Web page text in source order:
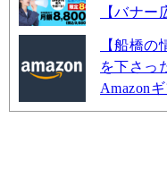
【バナー
【船橋
を下さっ
Amazon